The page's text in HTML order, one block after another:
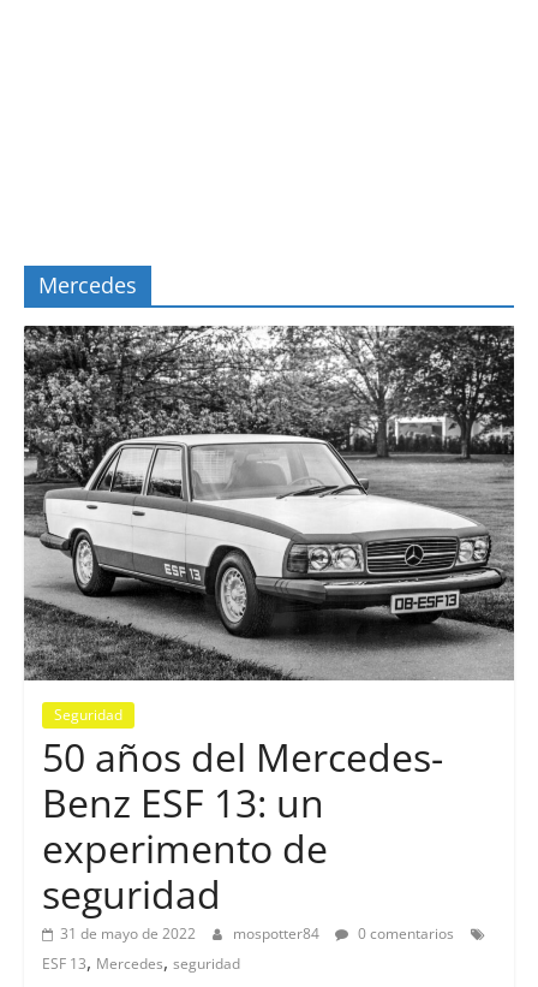
Mercedes
Seguridad
50 años del Mercedes-
Benz ESF 13: un
experimento de
seguridad
31 de mayo de 2022 mospotter84
0 comentarios
ESF 13, Mercedes, seguridad